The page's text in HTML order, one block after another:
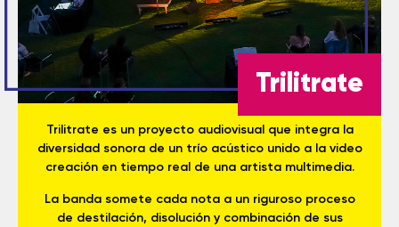
Trilitrate
Trilitrate es un proyecto audiovisual que integra la
diversidad sonora de un trío acústico unido a la video
creación en tiempo real de una artista multimedia.
La banda somete cada nota a un riguroso proceso
de destilación, disolución y combinación de sus